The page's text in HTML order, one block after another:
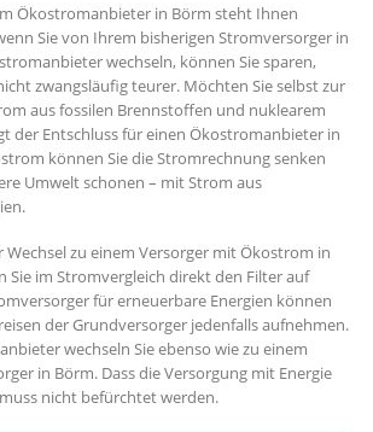
Ökostromanbieter in Börm steht Ihnen
Sie von Ihrem bisherigen Stromversorger in
wechseln, können Sie sparen,
zwangsläufig teurer. Möchten Sie selbst zur
aus fossilen Brennstoffen und nuklearem
der Entschluss für einen Ökostromanbieter in
können Sie die Stromrechnung senken
Umwelt schonen – mit Strom aus
Wechsel zu einem Versorger mit Ökostrom in
Sie im Stromvergleich direkt den Filter auf
für erneuerbare Energien können
der Grundversorger jedenfalls aufnehmen.
wechseln Sie ebenso wie zu einem
in Börm. Dass die Versorgung mit Energie
nicht befürchtet werden.